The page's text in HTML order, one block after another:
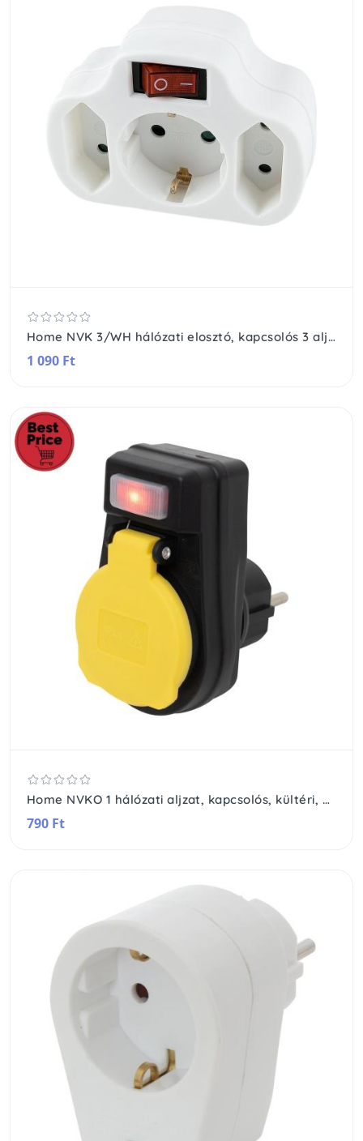
Home NVK 3/WH hálózati elosztó, kapcsolós 3 aljzat ( 1 földelt + 2 euró ), 250 V ~/ 50 Hz / 16 A / 3500 W
1 090 Ft
Home NVKO 1 hálózati aljzat, kapcsolós, kültéri, gyermekvédelemmel ellátva, IP44 védelem, max.3680W
790 Ft